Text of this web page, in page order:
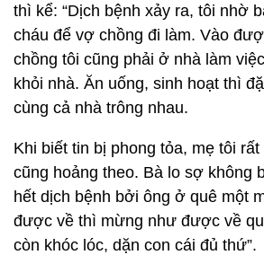
thì kể: “Dịch bệnh xảy ra, tôi nhờ
cháu để vợ chồng đi làm. Vào
chồng tôi cũng phải ở nhà làm
khỏi nhà. Ăn uống, sinh hoạt thì
cùng cả nhà trông nhau.
Khi biết tin bị phong tỏa, mẹ tôi
cũng hoảng theo. Bà lo sợ không
hết dịch bệnh bởi ông ở quê một
được về thì mừng như được về
còn khóc lóc, dặn con cái đủ thứ”.